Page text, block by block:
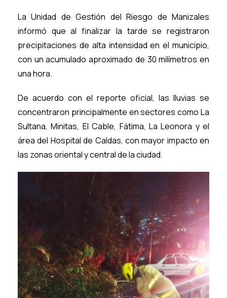
La Unidad de Gestión del Riesgo de Manizales
informó que al finalizar la tarde se registraron
precipitaciones de alta intensidad en el municipio,
con un acumulado aproximado de 30 milímetros en
una hora.
De acuerdo con el reporte oficial, las lluvias se
concentraron principalmente en sectores como La
Sultana, Minitas, El Cable, Fátima, La Leonora y el
área del Hospital de Caldas, con mayor impacto en
las zonas oriental y central de la ciudad.